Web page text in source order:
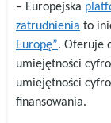
– Europejska
zatrudnienia to
Europę”. Oferuje
umiejętności
umiejętności
finansowania.